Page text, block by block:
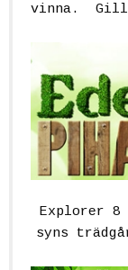
vinna.
Explorer
syns